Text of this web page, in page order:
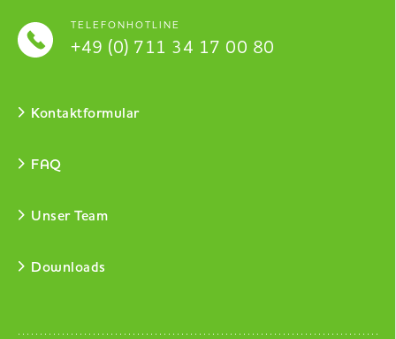
TELEFONHOTLINE
+49 (0) 711 34 17 00 80
Kontaktformular
FAQ
Unser Team
Downloads